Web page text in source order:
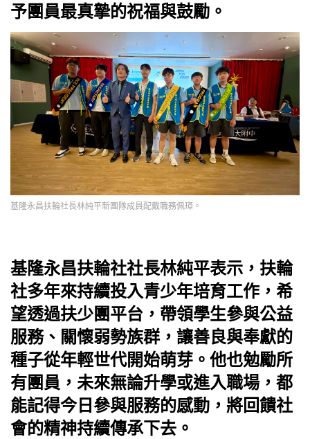
予團員最真摯的祝福與鼓勵。
基隆永昌扶輪社長林純平新團隊成員配戴職務佩璋。
基隆永昌扶輪社社長林純平表示，扶輪
社多年來持續投入青少年培育工作，希
望透過扶少團平台，帶領學生參與公益
服務、關懷弱勢族群，讓善良與奉獻的
種子從年輕世代開始萌芽。他也勉勵所
有團員，未來無論升學或進入職場，都
能記得今日參與服務的感動，將回饋社
會的精神持續傳承下去。